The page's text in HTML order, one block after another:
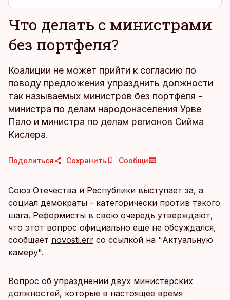
Что делать с министрами
без портфеля?
Коалиции не может прийти к согласию по
поводу предложения упразднить должности
так называемых министров без портфеля -
министра по делам народонаселения Урве
Пало и министра по делам регионов Сийма
Кислера.
Поделиться Сохранить Сообщи
Союз Отечества и Республики выступает за, а
социал демократы - категорически против такого
шага. Реформисты в свою очередь утверждают,
что этот вопрос официально еще не обсуждался,
сообщает novosti.err со ссылкой на "Актуальную
камеру".
Вопрос об упразднении двух министерских
должностей, которые в настоящее время